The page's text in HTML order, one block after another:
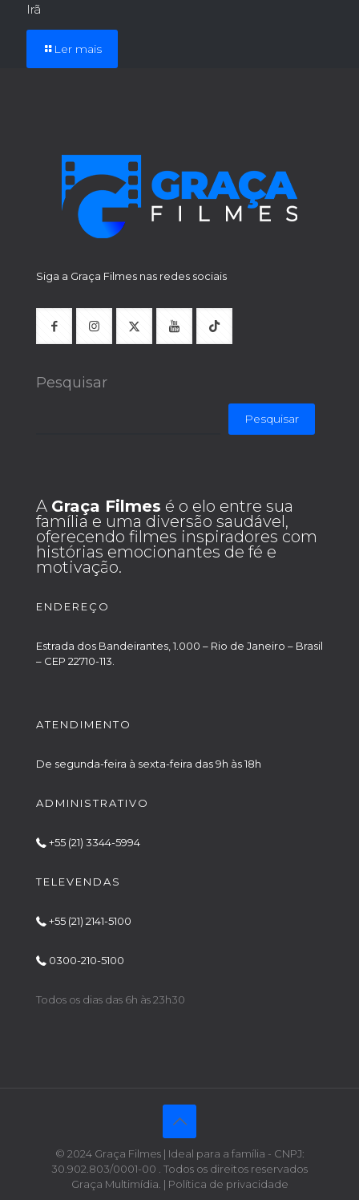
Irã
Ler mais
Siga a Graça Filmes nas redes sociais
Pesquisar
Pesquisar
A Graça Filmes é o elo entre sua
família e uma diversão saudável,
oferecendo filmes inspiradores com
histórias emocionantes de fé e
motivação.
ENDEREÇO
Estrada dos Bandeirantes, 1.000 – Rio de Janeiro – Brasil
– CEP 22710-113.
ATENDIMENTO
De segunda-feira à sexta-feira das 9h às 18h
ADMINISTRATIVO
+55 (21) 3344-5994
TELEVENDAS
+55 (21) 2141-5100
0300-210-5100
Todos os dias das 6h às 23h30
© 2024 Graça Filmes | Ideal para a família - CNPJ:
30.902.803/0001-00 . Todos os direitos reservados
Graça Multimídia. | Política de privacidade